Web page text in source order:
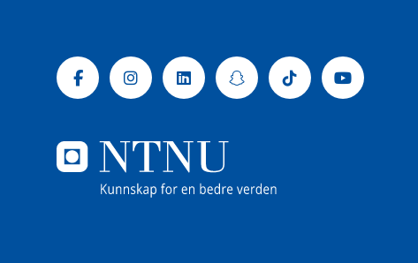
FacebookInstagramLinkedinSnapchatTiktok Youtube